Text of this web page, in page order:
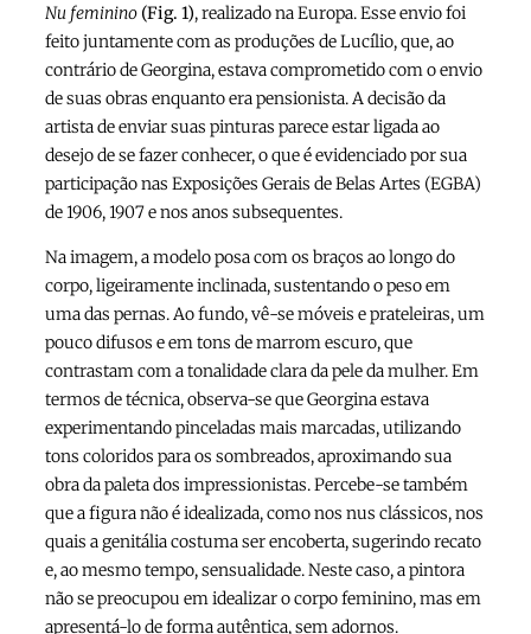
Nu feminino (Fig. 1), realizado na Europa. Esse envio foi
feito juntamente com as produções de Lucílio, que, ao
contrário de Georgina, estava comprometido com o envio
de suas obras enquanto era pensionista. A decisão da
artista de enviar suas pinturas parece estar ligada ao
desejo de se fazer conhecer, o que é evidenciado por sua
participação nas Exposições Gerais de Belas Artes (EGBA)
de 1906, 1907 e nos anos subsequentes.
Na imagem, a modelo posa com os braços ao longo do
corpo, ligeiramente inclinada, sustentando o peso em
uma das pernas. Ao fundo, vê-se móveis e prateleiras, um
pouco difusos e em tons de marrom escuro, que
contrastam com a tonalidade clara da pele da mulher. Em
termos de técnica, observa-se que Georgina estava
experimentando pinceladas mais marcadas, utilizando
tons coloridos para os sombreados, aproximando sua
obra da paleta dos impressionistas. Percebe-se também
que a figura não é idealizada, como nos nus clássicos, nos
quais a genitália costuma ser encoberta, sugerindo recato
e, ao mesmo tempo, sensualidade. Neste caso, a pintora
não se preocupou em idealizar o corpo feminino, mas em
apresentá-lo de forma autêntica, sem adornos.